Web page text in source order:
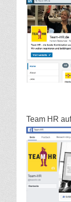
Team HR